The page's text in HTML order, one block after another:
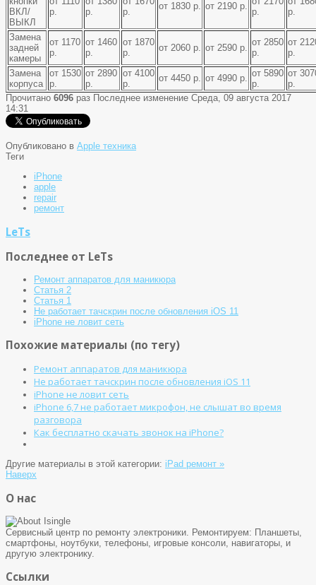
ВКЛ/
ВЫКЛ
р.
р.
р.
от 1830 р. от 2190 р.
р.
р.
Замена
задней
камеры
от 1170
р.
от 1460
р.
от 1870
р.
от 2060 р. от 2590 р.
от 2850
р.
от
р.
Замена
корпуса
от 1530
р.
от 2890
р.
от 4100
р.
от 4450 р. от 4990 р. от 5890
р.
от
р.
Прочитано 6096 раз Последнее изменение Среда, 09 августа 2017
14:31
Опубликовано в Apple техника
Теги
iPhone
apple
repair
ремонт
LeTs
Последнее от LeTs
Ремонт аппаратов для маникюра
Статья 2
Статья 1
Не работает тачскрин после обновления iOS 11
iPhone не ловит сеть
Похожие материалы (по тегу)
Ремонт аппаратов для маникюра
Не работает тачскрин после обновления iOS 11
iPhone не ловит сеть
iPhone 6,7 не работает микрофон, не слышат во время
разговора
Как бесплатно скачать звонок на iPhone?
Другие материалы в этой категории: iPad ремонт »
Наверх
О нас
Сервисный центр по ремонту электроники. Ремонтируем: Планшеты,
смартфоны, ноутбуки, телефоны, игровые консоли, навигаторы, и
другую электронику.
Ссылки